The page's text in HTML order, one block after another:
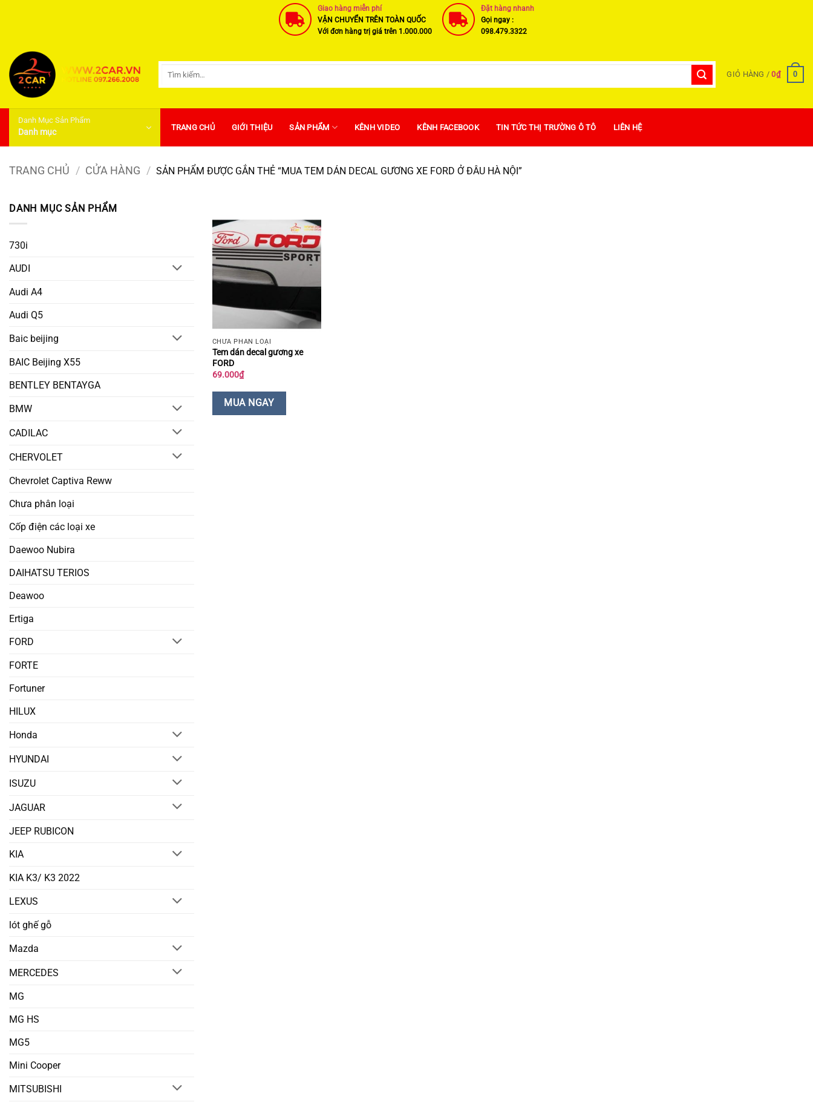
dung
Giao hàng miễn phí
VẬN CHUYỂN TRÊN TOÀN QUỐC
Với đơn hàng trị giá trên 1.000.000
Đặt hàng nhanh
Gọi ngay :
098.479.3322
GIỎ HÀNG /0₫ 0
Danh Mục Sản Phẩm
Danh mục TRANG CHỦ GIỚI THIỆU SẢN PHẨM KÊNH VIDEO KÊNH FACEBOOK TIN TỨC THỊ TRƯỜNG Ô TÔ LIÊN HỆ
TRANG CHỦ / CỬA HÀNG / SẢN PHẨM ĐƯỢC GẮN THẺ “MUA TEM DÁN DECAL GƯƠNG XE FORD Ở ĐÂU HÀ NỘI”
DANH MỤC SẢN PHẨM
730i
AUDI
Audi A4
Audi Q5
Baic beijing
BAIC Beijing X55
BENTLEY BENTAYGA
BMW
CADILAC
CHERVOLET
Chevrolet Captiva Reww
Chưa phân loại
Cốp điện các loại xe
Daewoo Nubira
DAIHATSU TERIOS
Deawoo
Ertiga
FORD
FORTE
Fortuner
HILUX
Honda
HYUNDAI
ISUZU
JAGUAR
JEEP RUBICON
KIA
KIA K3/ K3 2022
LEXUS
lót ghế gỗ
Mazda
MERCEDES
MG
MG HS
MG5
Mini Cooper
MITSUBISHI
CHƯA PHÂN LOẠI
Tem dán decal gương xe
FORD
69.000₫
MUA NGAY